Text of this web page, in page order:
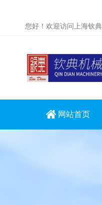
您好！欢迎访问上海钦
网站首页